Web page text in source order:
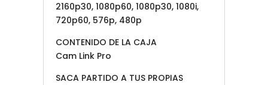
2160p30, 1080p60, 1080p30, 1080i,
720p60, 576p, 480p
CONTENIDO DE LA CAJA
Cam Link Pro
SACA PARTIDO A TUS PROPIAS